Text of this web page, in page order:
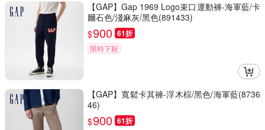
【GAP】Gap 1969 Logo束口運動褲-海軍藍/卡
爾石色/淺麻灰/黑色(891433)
$900 61折
限時下殺
【GAP】寬鬆卡其褲-浮木棕/黑色/海軍藍(8736
46)
$900 61折